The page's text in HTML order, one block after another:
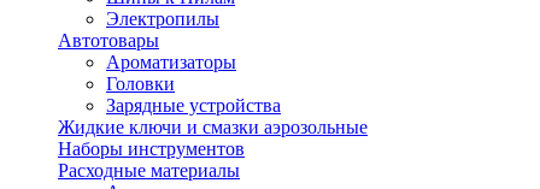
Электропилы
Автотовары
Ароматизаторы
Головки
Зарядные устройства
Жидкие ключи и смазки аэрозольные
Наборы инструментов
Расходные материалы